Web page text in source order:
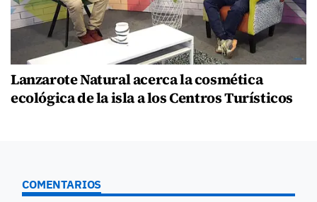
Lanzarote Natural acerca la cosmética
ecológica de la isla a los Centros Turísticos
COMENTARIOS